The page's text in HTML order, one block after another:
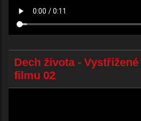
Dech života -
filmu 02